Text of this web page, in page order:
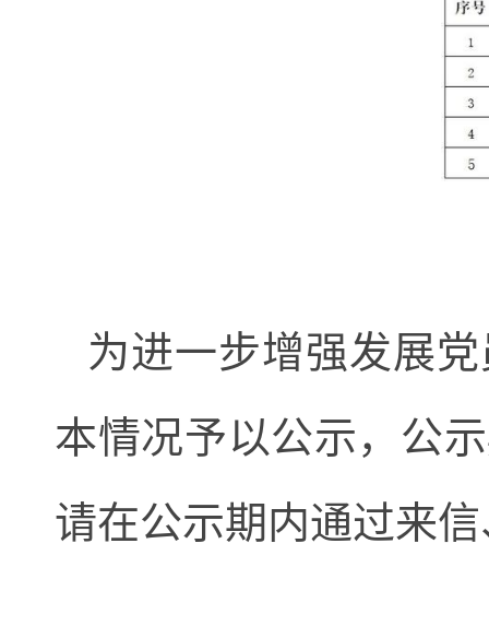
为进一步增强发展
本情况予以公示，公
请在公示期内通过来